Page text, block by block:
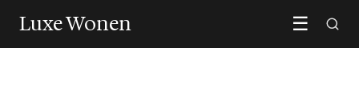
Luxe Wonen ☰